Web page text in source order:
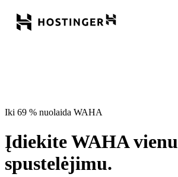
Iki 69 % nuolaida WAHA
Įdiekite WAHA vienu
spustelėjimu.